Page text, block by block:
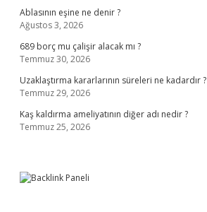
Ablasının eşine ne denir ?
Ağustos 3, 2026
689 borç mu çalişir alacak mı ?
Temmuz 30, 2026
Uzaklaştırma kararlarının süreleri ne kadardır ?
Temmuz 29, 2026
Kaş kaldırma ameliyatının diğer adı nedir ?
Temmuz 25, 2026